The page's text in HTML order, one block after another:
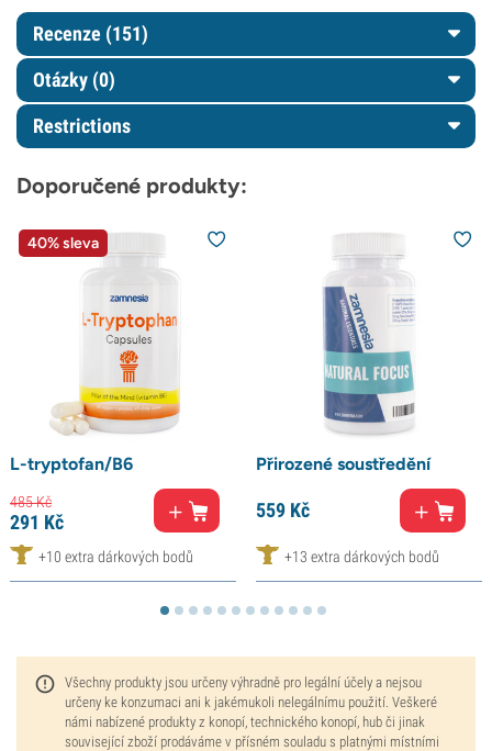
Recenze (151)
Otázky (0)
Restrictions
Doporučené produkty:
40% sleva
L-tryptofan/B6
485Kč
291 Kč
+10 extra dárkových bodů
Přirozené soustředění
559 Kč
+13 extra dárkových bodů
Všechny produkty jsou určeny výhradně pro legální účely a nejsou
určeny ke konzumaci ani k jakémukoli nelegálnímu použití. Veškeré
námi nabízené produkty z konopí, technického konopí, hub či jinak
související zboží prodáváme v přísném souladu s platnými místními